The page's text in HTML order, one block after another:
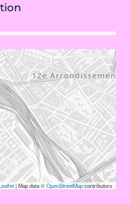
|Map data ©OpenStreetMapcontributors